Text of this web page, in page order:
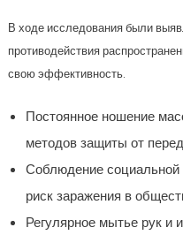
В ходе исследования были
противодействия
свою эффективность.
Постоянное ношение
методов защиты от
Соблюдение социальной
риск заражения в
Регулярное мытье рук и